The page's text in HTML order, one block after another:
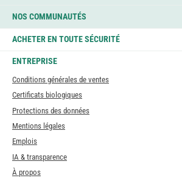
NOS COMMUNAUTÉS
ACHETER EN TOUTE SÉCURITÉ
ENTREPRISE
Conditions générales de ventes
Certificats biologiques
Protections des données
Mentions légales
Emplois
IA & transparence
À propos